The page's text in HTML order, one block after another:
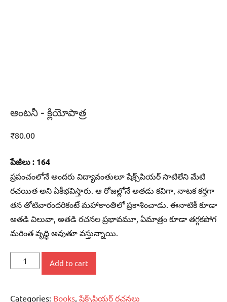
ఆంటనీ – క్లియోపాత్ర
₹80.00
పేజీలు : 164
ప్రపంచంలోనే అందరు విద్యావంతులూ షేక్స్‌పియర్‌ సాటిలేని మేటి
రచయిత అని ఏకీభవిస్తారు. ఆ రోజల్లోనే అతడు కవిగా, నాటక కర్తగా
తన తోటివారందరికంటే మహాకాంతిలో ప్రకాశించాడు. ఈనాటికీ కూడా
అతడి విలువా, అతడి రచనల ప్రభావమూ, ఏమాత్రం కూడా తగ్గకపోగ
మరింత వృద్ధి అవుతూ వస్తున్నాయి.
ఆంటనీ
Add to cart
Categories: Books,షేక్స్‌పియర్‌ రచనలు